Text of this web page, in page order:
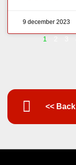
9 december 2023
1
<< Back